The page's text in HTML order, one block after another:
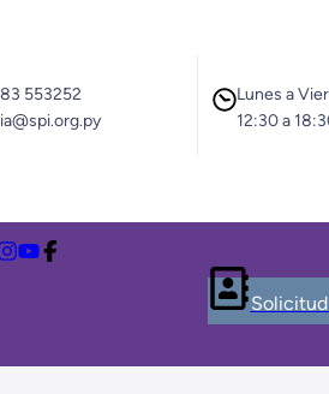
553252
Lunes a
12:30 a